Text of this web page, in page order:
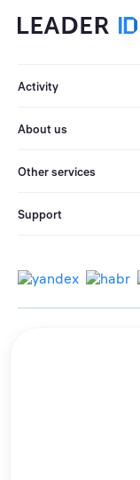
Activity
About us
Other services
Support
Personal data
We use cookies to
By remaining on the